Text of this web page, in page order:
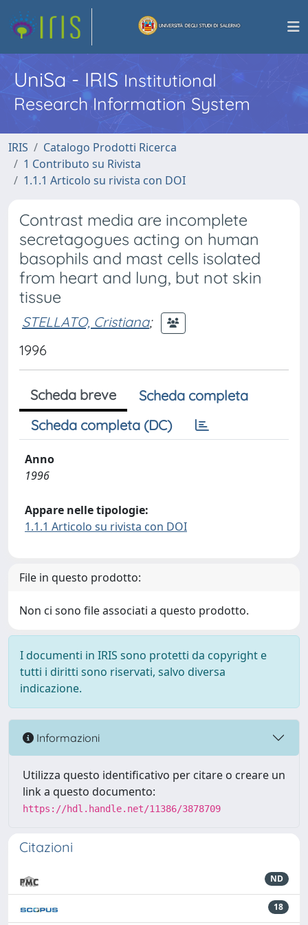
UniSa - IRISInstitutional
Research Information System
IRIS
Catalogo Prodotti Ricerca
1 Contributo su Rivista
1.1.1 Articolo su rivista con DOI
Contrast media are incomplete
secretagogues acting on human
basophils and mast cells isolated
from heart and lung, but not skin
tissue
STELLATO, Cristiana;
1996
Scheda breve
Scheda completa
Scheda completa (DC)
Anno
1996
Appare nelle tipologie:
1.1.1 Articolo su rivista con DOI
File in questo prodotto:
Non ci sono file associati a questo prodotto.
I documenti in IRIS sono protetti da copyright e
tutti i diritti sono riservati, salvo diversa
indicazione.
Informazioni
Utilizza questo identificativo per citare o creare un
link a questo documento:
https://hdl.handle.net/11386/3878709
Citazioni
ND
18